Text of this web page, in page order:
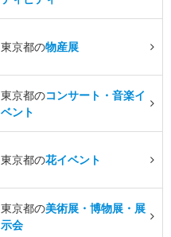
東京都の物産展
東京都のコンサート・音楽イ
ベント
東京都の花イベント
東京都の美術展・博物展・展
示会